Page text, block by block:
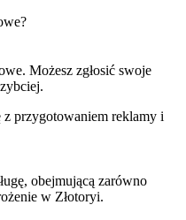
Możesz zgłosić swoje
z przygotowaniem reklamy i
obejmującą zarówno
w Złotoryi.